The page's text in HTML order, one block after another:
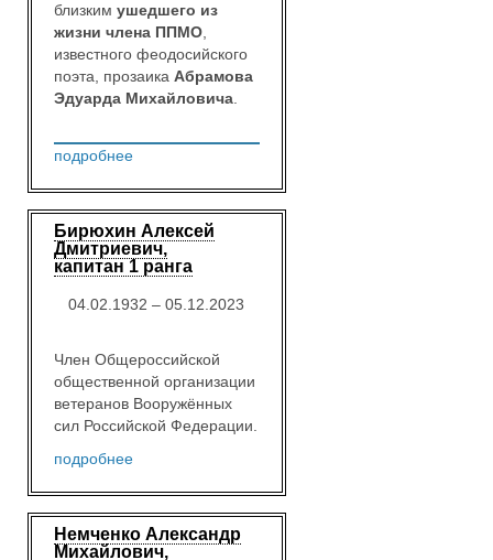
близким ушедшего из
жизни члена ППМО,
известного феодосийского
поэта, прозаика Абрамова
Эдуарда Михайловича.
подробнее
Бирюхин Алексей
Дмитриевич,
капитан 1 ранга
04.02.1932 – 05.12.2023
Член Общероссийской
общественной организации
ветеранов Вооружённых
сил Российской Федерации.
подробнее
Немченко Александр
Михайлович,